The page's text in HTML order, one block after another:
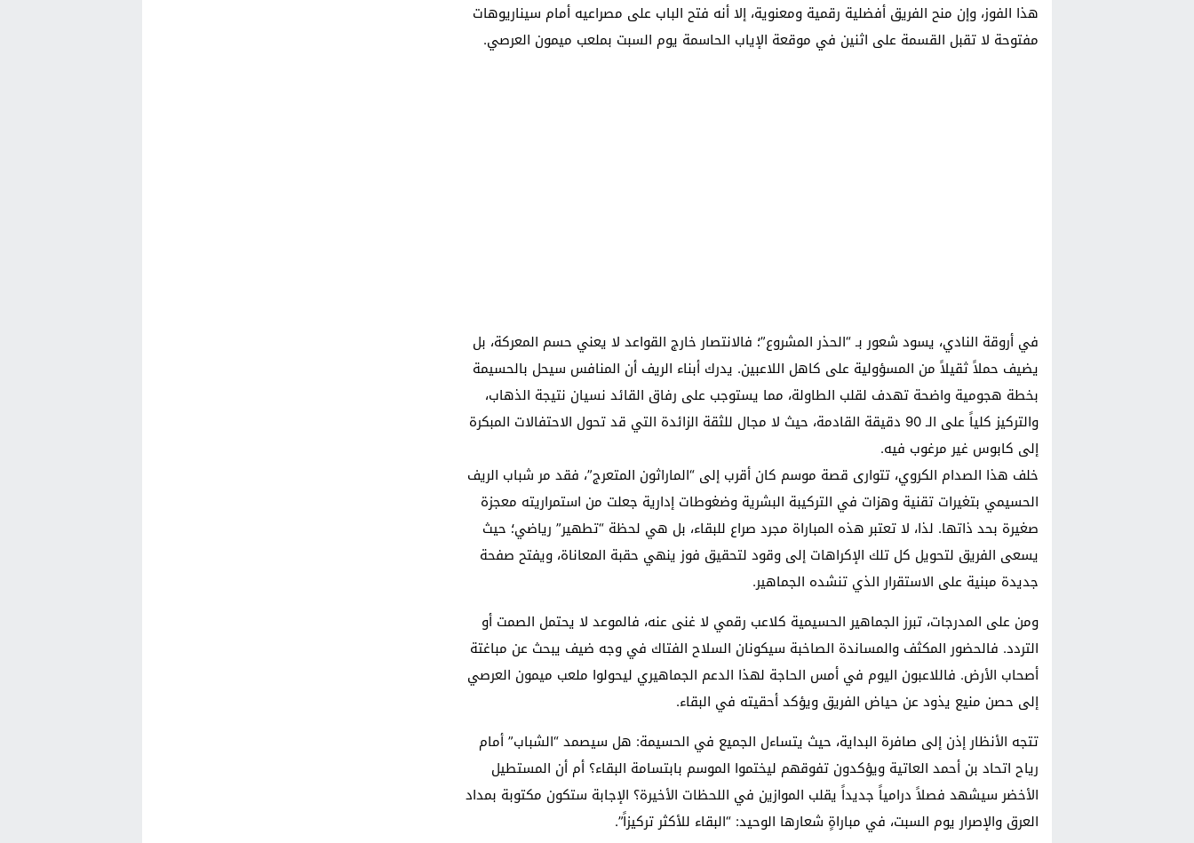
هذا الفوز، وإن منح الفريق أفضلية رقمية ومعنوية، إلا أنه فتح الباب على مصراعيه أمام سيناريوهات
مفتوحة لا تقبل القسمة على اثنين في موقعة الإياب الحاسمة يوم السبت بملعب ميمون العرصي.
في أروقة النادي، يسود شعور بـ “الحذر المشروع”؛ فالانتصار خارج القواعد لا يعني حسم المعركة، بل
يضيف حملاً ثقيلاً من المسؤولية على كاهل اللاعبين. يدرك أبناء الريف أن المنافس سيحل بالحسيمة
بخطة هجومية واضحة تهدف لقلب الطاولة، مما يستوجب على رفاق القائد نسيان نتيجة الذهاب،
والتركيز كلياً على الـ 90 دقيقة القادمة، حيث لا مجال للثقة الزائدة التي قد تحول الاحتفالات المبكرة
إلى كابوس غير مرغوب فيه.
خلف هذا الصدام الكروي، تتوارى قصة موسم كان أقرب إلى “الماراثون المتعرج”، فقد مر شباب الريف
الحسيمي بتغيرات تقنية وهزات في التركيبة البشرية وضغوطات إدارية جعلت من استمراريته معجزة
صغيرة بحد ذاتها. لذا، لا تعتبر هذه المباراة مجرد صراع للبقاء، بل هي لحظة “تطهير” رياضي؛ حيث
يسعى الفريق لتحويل كل تلك الإكراهات إلى وقود لتحقيق فوز ينهي حقبة المعاناة، ويفتح صفحة
جديدة مبنية على الاستقرار الذي تنشده الجماهير.
ومن على المدرجات، تبرز الجماهير الحسيمية كلاعب رقمي لا غنى عنه، فالموعد لا يحتمل الصمت أو
التردد. فالحضور المكثف والمساندة الصاخبة سيكونان السلاح الفتاك في وجه ضيف يبحث عن مباغتة
أصحاب الأرض. فاللاعبون اليوم في أمس الحاجة لهذا الدعم الجماهيري ليحولوا ملعب ميمون العرصي
إلى حصن منيع يذود عن حياض الفريق ويؤكد أحقيته في البقاء.
تتجه الأنظار إذن إلى صافرة البداية، حيث يتساءل الجميع في الحسيمة: هل سيصمد “الشباب” أمام
رياح اتحاد بن أحمد العاتية ويؤكدون تفوقهم ليختموا الموسم بابتسامة البقاء؟ أم أن المستطيل
الأخضر سيشهد فصلاً درامياً جديداً يقلب الموازين في اللحظات الأخيرة؟ الإجابة ستكون مكتوبة بمداد
العرق والإصرار يوم السبت، في مباراةٍ شعارها الوحيد: “البقاء للأكثر تركيزاً”.